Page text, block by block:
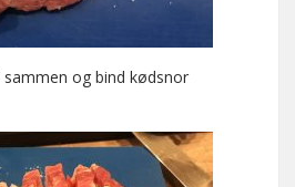
sammen og bind kødsnor